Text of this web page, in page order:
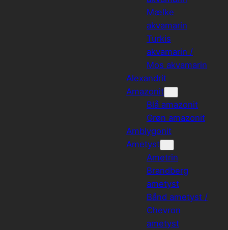
Mælke
akvamarin
Turkis
akvamarin /
Mos akvamarin
Alexandrit
Amazonit
Blå amazonit
Grøn amazonit
Amblygonit
Ametyst
Ametrin
Brandberg
ametyst
Bånd ametyst /
Chevron
ametyst